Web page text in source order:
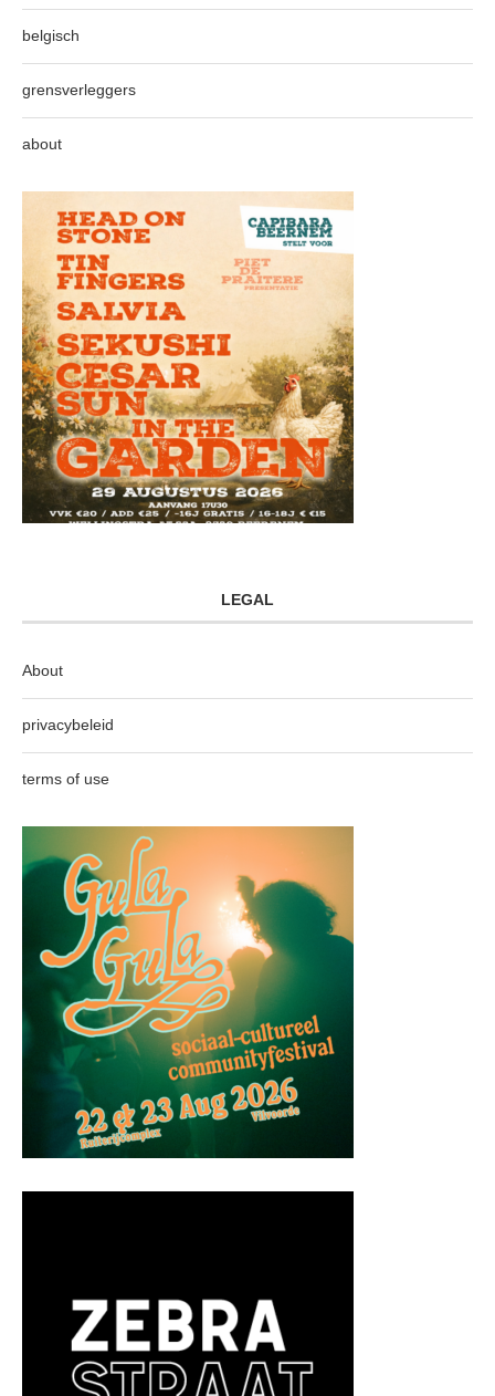
belgisch
grensverleggers
about
LEGAL
About
privacybeleid
terms of use